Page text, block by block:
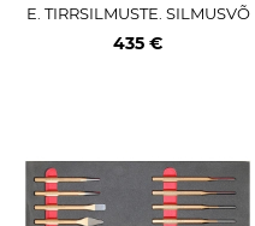
E. TIRRSILMUSTE. SILMUSVÕ
TMETE KOMPLEKT PU-PANE
435 €